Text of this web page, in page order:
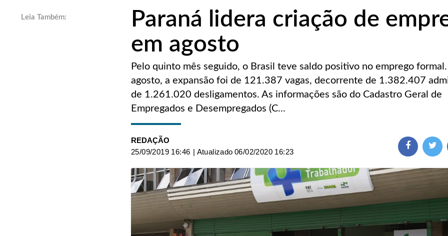
Paraná lidera criação de
em agosto
Pelo quinto mês seguido, o Brasil teve saldo positivo no emprego
agosto, a expansão foi de 121.387 vagas, decorrente de 1.382.407
de 1.261.020 desligamentos. As informações são do Cadastro Geral de
Empregados e Desempregados (C...
REDAÇÃO
25/09/2019 16:46 | Atualizado 06/02/2020 16:23